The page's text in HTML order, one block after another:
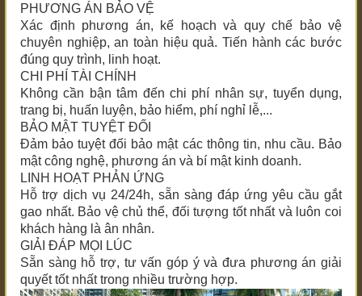
PHƯƠNG ÁN BẢO VỆ
Xác định phương án, kế hoạch và quy chế bảo vệ
chuyên nghiệp, an toàn hiệu quả. Tiến hành các bước
đúng quy trình, linh hoạt.
CHI PHÍ TÀI CHÍNH
Không cần bận tâm đến chi phí nhân sự, tuyển dụng,
trang bị, huấn luyện, bảo hiểm, phí nghỉ lễ,...
BẢO MẬT TUYỆT ĐỐI
Đảm bảo tuyệt đối bảo mật các thông tin, nhu cầu. Bảo
mật công nghệ, phương án và bí mật kinh doanh.
LINH HOẠT PHẢN ỨNG
Hỗ trợ dịch vụ 24/24h, sẵn sàng đáp ứng yêu cầu gắt
gao nhất. Bảo vệ chủ thể, đối tượng tốt nhất và luôn coi
khách hàng là ân nhân.
GIẢI ĐÁP MỌI LÚC
Sẵn sàng hỗ trợ, tư vấn góp ý và đưa phương án giải
quyết tốt nhất trong nhiều trường hợp.